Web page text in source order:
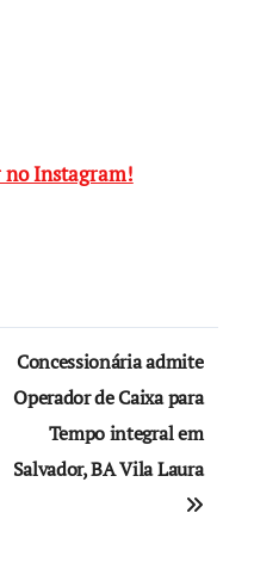
no Instagram!
Concessionária admite
Operador de Caixa para
Tempo integral em
Salvador, BA Vila Laura